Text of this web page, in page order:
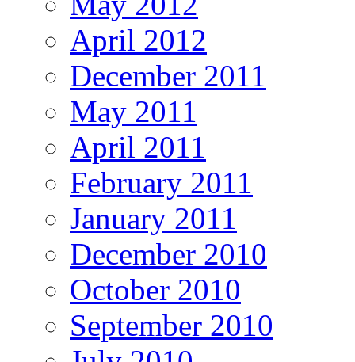
April 2012
December 2011
May 2011
April 2011
February 2011
January 2011
December 2010
October 2010
September 2010